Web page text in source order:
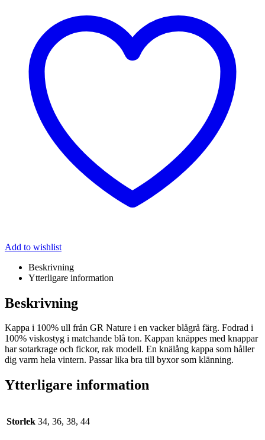
Add to wishlist
Beskrivning
Ytterligare information
Beskrivning
Kappa i 100% ull från GR Nature i en vacker blågrå färg. Fodrad i
100% viskostyg i matchande blå ton. Kappan knäppes med knappar
har sotarkrage och fickor, rak modell. En knälång kappa som håller
dig varm hela vintern. Passar lika bra till byxor som klänning.
Ytterligare information
Storlek 34, 36, 38, 44